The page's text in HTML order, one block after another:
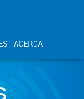
ACERCA